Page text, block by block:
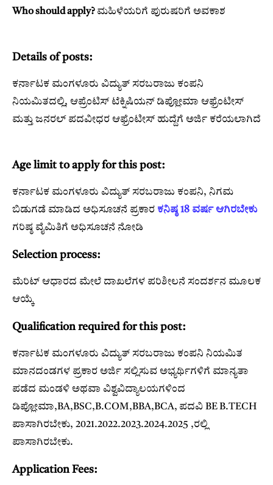
Who should apply? ಮಹಿಳೆಯರಿಗೆ ಪುರುಷರಿಗೆ ಅವಕಾಶ
Details of posts:
ಕರ್ನಾಟಕ ಮಂಗಳೂರು ವಿದ್ಯುತ್ ಸರಬರಾಜು ಕಂಪನಿ
ನಿಯಮಿತದಲ್ಲಿ, ಆಪ್ರೆಂಟಿಸ್ ಟೆಕ್ನಿಷಿಯನ್ ಡಿಪ್ಲೋಮಾ ಆಫ್ರೆಂಟೀಸ್
ಮತ್ತು ಜನರಲ್ ಪದವೀಧರ ಆಫ್ರೆಂಟೀಸ್ ಹುದ್ದೆಗೆ ಅರ್ಜಿ ಕರೆಯಲಾಗಿದೆ
Age limit to apply for this post:
ಕರ್ನಾಟಕ ಮಂಗಳೂರು ವಿದ್ಯುತ್ ಸರಬರಾಜು ಕಂಪನಿ, ನಿಗಮ
ಬಿಡುಗಡೆ ಮಾಡಿದ ಅಧಿಸೂಚನೆ ಪ್ರಕಾರ ಕನಿಷ್ಠ 18 ವರ್ಷ ಆಗಿರಬೇಕು
ಗರಿಷ್ಠ ವೈಮಿತಿಗೆ ಅಧಿಸೂಚನೆ ನೋಡಿ
Selection process:
ಮೆರಿಟ್ ಆಧಾರದ ಮೇಲೆ ದಾಖಲೆಗಳ ಪರಿಶೀಲನೆ ಸಂದರ್ಶನ ಮೂಲಕ
ಆಯ್ಕೆ
Qualification required for this post:
ಕರ್ನಾಟಕ ಮಂಗಳೂರು ವಿದ್ಯುತ್ ಸರಬರಾಜು ಕಂಪನಿ ನಿಯಮಿತ
ಮಾನದಂಡಗಳ ಪ್ರಕಾರ ಅರ್ಜಿ ಸಲ್ಲಿಸುವ ಅಭ್ಯರ್ಥಿಗಳಿಗೆ ಮಾನ್ಯತಾ
ಪಡೆದ ಮಂಡಳಿ ಅಥವಾ ವಿಶ್ವವಿದ್ಯಾಲಯಗಳಿಂದ
ಡಿಪ್ಲೋಮಾ,BA,BSC,B.COM,BBA,BCA, ಪದವಿ BE B.TECH
ಪಾಸಾಗಿರಬೇಕು, 2021.2022.2023.2024.2025 ,ರಲ್ಲಿ
ಪಾಸಾಗಿರಬೇಕು.
Application Fees: